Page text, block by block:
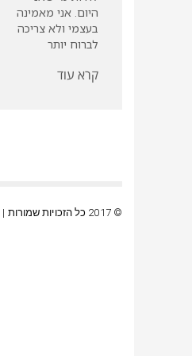
היום. אני מאמינה
בעצמי ולא צריכה
לברוח יותר
קרא עוד
© 2017 כל הזכויות שמורות |